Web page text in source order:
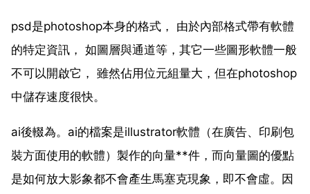
psd是photoshop本身的格式， 由於內部格式帶有軟體
的特定資訊， 如圖層與通道等，其它一些圖形軟體一般
不可以開啟它， 雖然佔用位元組量大，但在photoshop
中儲存速度很快。
ai後輟為。ai的檔案是illustrator軟體（在廣告、印刷包
裝方面使用的軟體）製作的向量**件，而向量圖的優點
是如何放大影象都不會產生馬塞克現象，即不會虛。因